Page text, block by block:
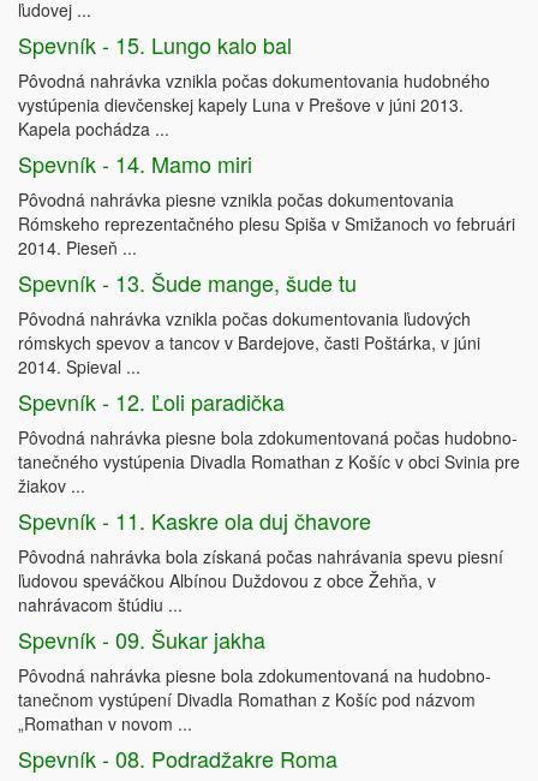
ľudovej ...
Spevník - 15. Lungo kalo bal
Pôvodná nahrávka vznikla počas dokumentovania hudobného
vystúpenia dievčenskej kapely Luna v Prešove v júni 2013.
Kapela pochádza ...
Spevník - 14. Mamo miri
Pôvodná nahrávka piesne vznikla počas dokumentovania
Rómskeho reprezentačného plesu Spiša v Smižanoch vo februári
2014. Pieseň ...
Spevník - 13. Šude mange, šude tu
Pôvodná nahrávka vznikla počas dokumentovania ľudových
rómskych spevov a tancov v Bardejove, časti Poštárka, v júni
2014. Spieval ...
Spevník - 12. Ľoli paradička
Pôvodná nahrávka piesne bola zdokumentovaná počas hudobno-
tanečného vystúpenia Divadla Romathan z Košíc v obci Svinia pre
žiakov ...
Spevník - 11. Kaskre ola duj čhavore
Pôvodná nahrávka bola získaná počas nahrávania spevu piesní
ľudovou speváčkou Albínou Duždovou z obce Žehňa, v
nahrávacom štúdiu ...
Spevník - 09. Šukar jakha
Pôvodná nahrávka piesne bola zdokumentovaná na hudobno-
tanečnom vystúpení Divadla Romathan z Košíc pod názvom
„Romathan v novom ...
Spevník - 08. Podradžakre Roma